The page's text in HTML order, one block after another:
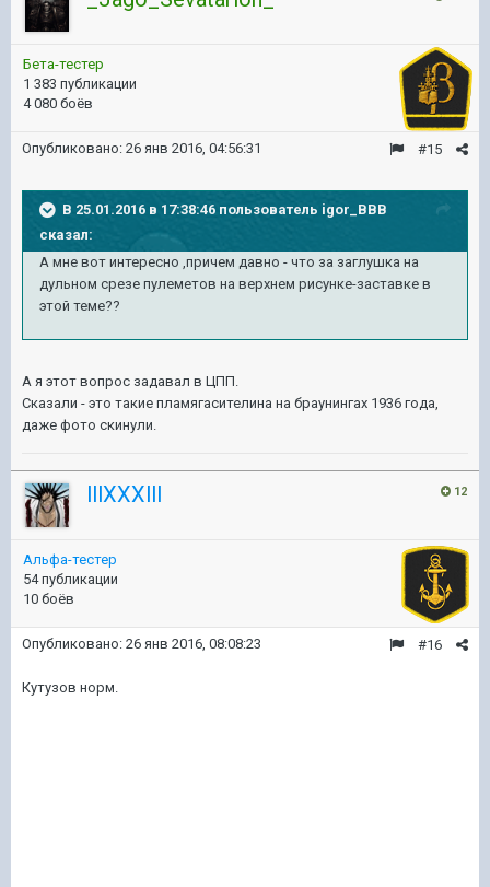
Бета-тестер
1 383 публикации
4 080 боёв
#15
Опубликовано: 26 янв 2016, 04:56:31
В 25.01.2016 в 17:38:46 пользователь igor_BBB
сказал:
А мне вот интересно ,причем давно - что за заглушка на
дульном срезе пулеметов на верхнем рисунке-заставке в
этой теме??
А я этот вопрос задавал в ЦПП.
Сказали - это такие пламягасителина на браунингах 1936 года,
даже фото скинули.
12
lllXXXlll
Альфа-тестер
54 публикации
10 боёв
#16
Опубликовано: 26 янв 2016, 08:08:23
Кутузов норм.